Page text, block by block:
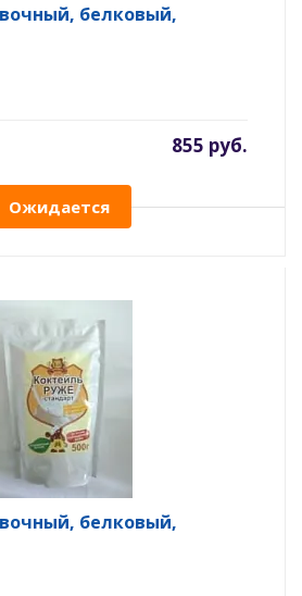
белковый,
855 руб.
Ожидается
белковый,